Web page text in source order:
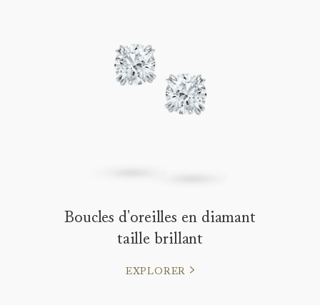
Boucles d'oreilles en diamant
taille brillant
EXPLORER